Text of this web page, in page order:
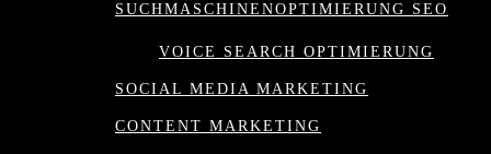
SUCHMASCHINENOPTIMIERUNG SEO
VOICE SEARCH OPTIMIERUNG
SOCIAL MEDIA MARKETING
CONTENT MARKETING